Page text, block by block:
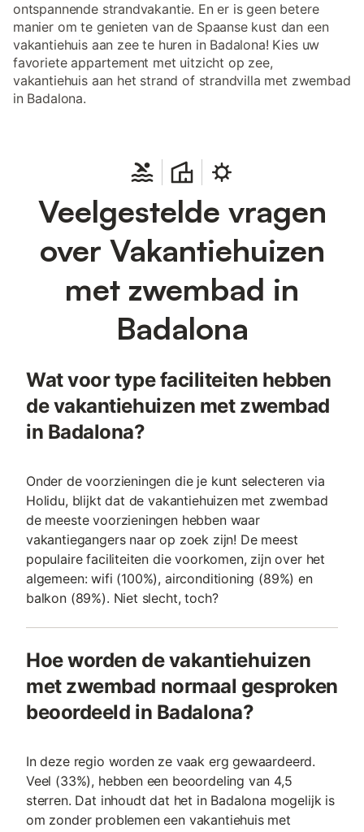
ontspannende strandvakantie. En er is geen betere
manier om te genieten van de Spaanse kust dan een
vakantiehuis aan zee te huren in Badalona! Kies uw
favoriete appartement met uitzicht op zee,
vakantiehuis aan het strand of strandvilla met zwembad
in Badalona.
Veelgestelde vragen
over Vakantiehuizen
met zwembad in
Badalona
Wat voor type faciliteiten hebben
de vakantiehuizen met zwembad
in Badalona?
Onder de voorzieningen die je kunt selecteren via
Holidu, blijkt dat de vakantiehuizen met zwembad
de meeste voorzieningen hebben waar
vakantiegangers naar op zoek zijn! De meest
populaire faciliteiten die voorkomen, zijn over het
algemeen: wifi (100%), airconditioning (89%) en
balkon (89%). Niet slecht, toch?
Hoe worden de vakantiehuizen
met zwembad normaal gesproken
beoordeeld in Badalona?
In deze regio worden ze vaak erg gewaardeerd.
Veel (33%), hebben een beoordeling van 4,5
sterren. Dat inhoudt dat het in Badalona mogelijk is
om zonder problemen een vakantiehuis met